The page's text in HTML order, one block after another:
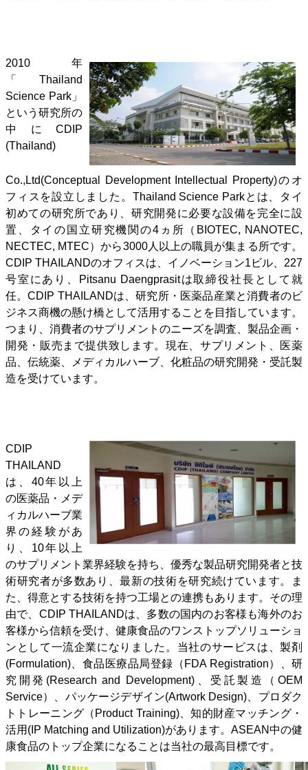
2010年
「Thailand
Science Park」
という研究所の
中にCDIP
(Thailand)
Co.,Ltd(Conceptual Development Intellectual Property)のオ
フィスを設立しました。Thailand Science Parkとは、タイ
初めての研究所であり、研究開発に必要な設備を完全に設
置、タイの国立研究機関の4ヵ所（BIOTEC, NANOTEC,
NECTEC, MTEC）から3000人以上の職員が集まる所です。
CDIP THAILANDのオフィスは、イノベーション1ビル、227
号室にあり、Pitsanu Daengprasitは取締役社長として就
任。CDIP THAILANDは、研究所・医薬品産業と消費者のビ
ジネス商機の懸け橋として活用することを目指しています。
つまり、消費者のサプリメントのニーズを調査、製品企画・
開発・販売まで提供致します。現在、サプリメント、医薬
品、伝統薬、メディカルハーブ、化粧品の研究開発・受託製
造を受けています。
CDIP
THAILAND
は、40年以上
の医薬品・メデ
ィカルハーブ業
界の経験があ
り、10年以上
のサプリメント業界経験を持ち、優秀な製品研究開発者と技
術研究者が多数あり、最新の技術を研究続けています。ま
た、得意とする技術を持つ工場との連携もあります。その理
由で、CDIP THAILANDは、多数の国内のお客様も海外のお
客様から信頼を受け、健康食品のワンストップソリューショ
ンとして一流企業になりました。当社のサービスは、製剤
(Formulation)、食品医療品局登録（FDA Registration）、研
究開発(Research and Development)、受託製造（OEM
Service）、パッケージデザイン(Artwork Design)、プロダク
トトレーニング（Product Training)、知的財産マッチング・
活用(IP Matching and Utilization)があります。ASEAN中の健
康食品のトップ企業になることは当社の最高目標です。